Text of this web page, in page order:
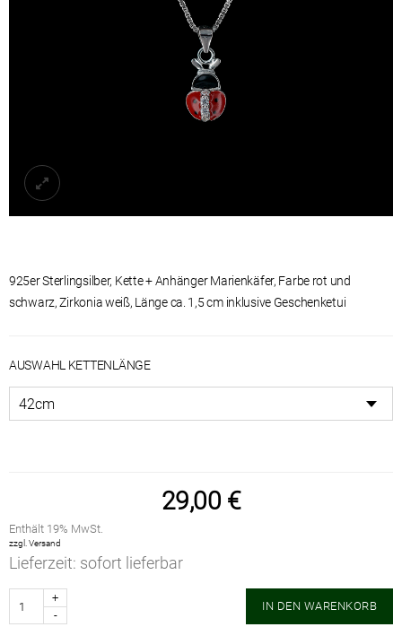
925er Sterlingsilber, Kette + Anhänger Marienkäfer, Farbe rot und
schwarz, Zirkonia weiß, Länge ca. 1,5 cm
AUSWAHL KETTENLÄNGE
29,00 €
Enthält 19% MwSt.
zzgl.Versand
Lieferzeit: sofort lieferbar
IN DEN WARENKORB